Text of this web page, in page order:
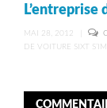
MAI 28, 2012
DE VOITURE SIXT